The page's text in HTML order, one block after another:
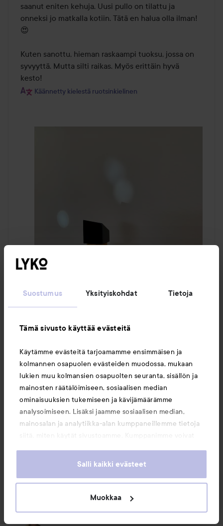
Suostumus Yksityiskohdat Tietoja
Tämä sivusto käyttää evästeitä
Käytämme evästeitä tarjoamamme ensimmäisen ja
kolmannen osapuolen evästeiden muodossa, mukaan
lukien muu kolmansien osapuolten seuranta, sisällön ja
mainosten räätälöimiseen, sosiaalisen median
ominaisuuksien tukemiseen ja kävijämäärämme
analysoimiseen. Lisäksi jaamme sosiaalisen median,
mainosalan ja analytiikka-alan kumppaneillemme tietoja
heille tai joita on kerätty, kun olet käyttänyt heidän
evästeiden käytön.
Salli kaikki evästeet
Muokkaa
saanut eniten kehuja. Uusi pullo on tilattu ja
onneksi jo matkalla kotiin. Tätä en halua olla ilman!
😍
Kuten sanottu, hieman raskaampi tuoksu, jossa on
syvyyttä. Mutta silti raikas. Myös erittäin hyvä
kesto!
Käännetty kielestä ruotsinkielinen
1 PRODUCT IN POST LEMPITUOKSU
Kirjaudu lähettääksesi kommentin